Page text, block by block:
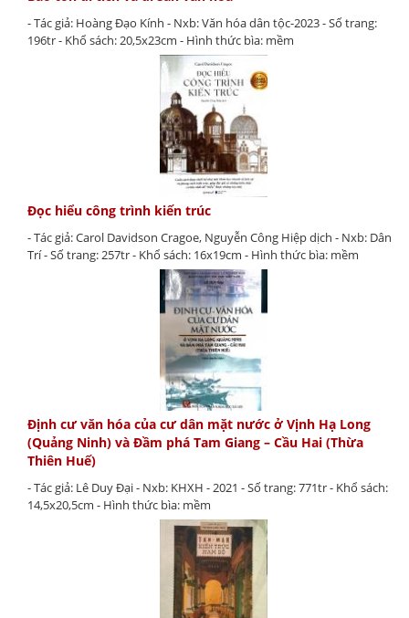
- Tác giả: Hoàng Đạo Kính - Nxb: Văn hóa dân tộc-2023 - Số trang:
196tr - Khổ sách: 20,5x23cm - Hình thức bìa: mềm
Đọc hiểu công trình kiến trúc
- Tác giả: Carol Davidson Cragoe, Nguyễn Công Hiệp dịch - Nxb: Dân
Trí - Số trang: 257tr - Khổ sách: 16x19cm - Hình thức bìa: mềm
Định cư văn hóa của cư dân mặt nước ở Vịnh Hạ Long
(Quảng Ninh) và Đầm phá Tam Giang – Cầu Hai (Thừa
Thiên Huế)
- Tác giả: Lê Duy Đại - Nxb: KHXH - 2021 - Số trang: 771tr - Khổ sách:
14,5x20,5cm - Hình thức bìa: mềm